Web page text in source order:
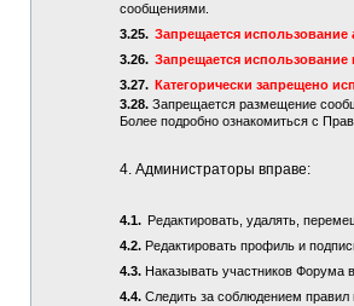
сообщениями.
3.25. Запрещается
3.26. Запрещается
3.27. Категорически запрещено
3.28. Запрещается размещение
Более подробно ознакомиться с
4. Администраторы вправе:
4.1. Редактировать, удалять,
4.2.Редактировать профиль и
4.3.Наказывать участников Форума
4.4.Следить за соблюдением правил